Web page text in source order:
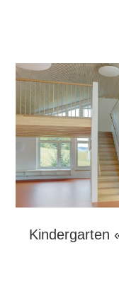
Kindergarten